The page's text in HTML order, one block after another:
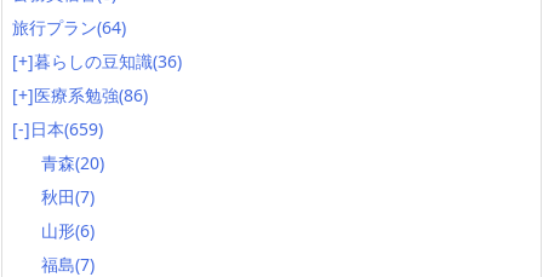
旅行プラン(64)
[+]暮らしの豆知識(36)
[+]医療系勉強(86)
[-]日本(659)
青森(20)
秋田(7)
山形(6)
福島(7)